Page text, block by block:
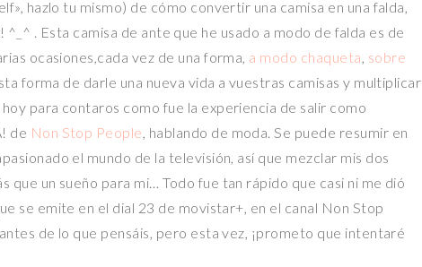
hazlo tu mismo) de cómo convertir una camisa en una falda,
^_^ . Esta camisa de ante que he usado a modo de falda es de
ocasiones,cada vez de una forma, a modo chaqueta, sobre
forma de darle una nueva vida a vuestras camisas y multiplicar
para contaros como fue la experiencia de salir como
de Non Stop People, hablando de moda. Se puede resumir en
el mundo de la televisión, así que mezclar mis dos
que un sueño para mi… Todo fue tan rápido que casi ni me dió
se emite en el dial 23 de movistar+, en el canal Non Stop
de lo que pensáis, pero esta vez, ¡prometo que intentaré